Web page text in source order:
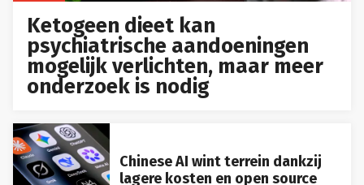
Ketogeen dieet kan
psychiatrische aandoeningen
mogelijk verlichten, maar meer
onderzoek is nodig
Chinese AI wint terrein dankzij
lagere kosten en open source